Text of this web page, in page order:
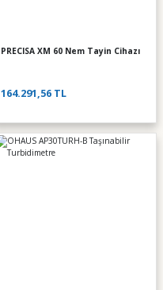
PRECISA XM 60 Nem Tayin Cihazı
164.291,56 TL